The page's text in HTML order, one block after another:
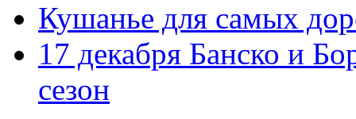
Кушанье для самых
17 декабря Банско и
сезон